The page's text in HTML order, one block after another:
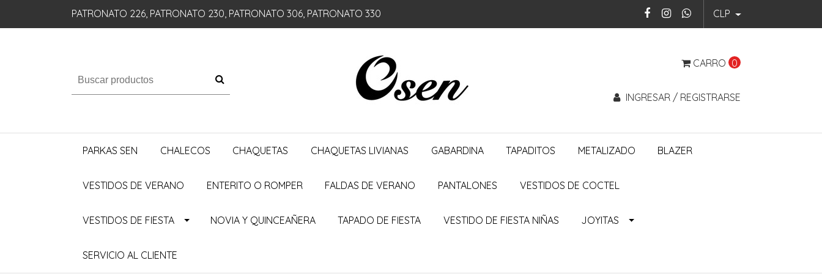
PATRONATO 226, PATRONATO 230, PATRONATO 306, PATRONATO 330 CLP
CARRO 0
INGRESAR / REGISTRARSE
PARKAS SEN CHALECOS CHAQUETAS CHAQUETAS LIVIANAS GABARDINA TAPADITOS METALIZADO BLAZER
VESTIDOS DE VERANO ENTERITO O ROMPER FALDAS DE VERANO PANTALONES VESTIDOS DE COCTEL
VESTIDOS DE FIESTA NOVIA Y QUINCEAÑERA TAPADO DE FIESTA VESTIDO DE FIESTA NIÑAS JOYITAS
SERVICIO AL CLIENTE